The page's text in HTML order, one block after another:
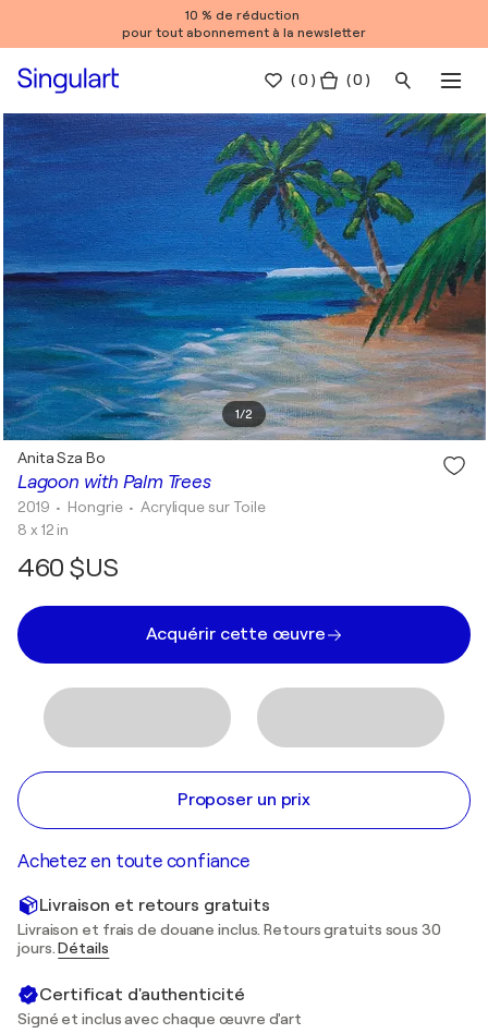
10 % de réduction
pour tout abonnement à la newsletter
(0 ) ( 0 )
1/2
Lagoon with Palm Trees
Anita Sza Bo
2019 • Hongrie • Acrylique sur Toile
8 x 12 in
460 $US
Acquérir cette œuvre
Proposer un prix
Achetez en toute confiance
Livraison et retours gratuits
Livraison et frais de douane inclus. Retours gratuits sous 30
jours.Détails
Certificat d'authenticité
Signé et inclus avec chaque œuvre d'art